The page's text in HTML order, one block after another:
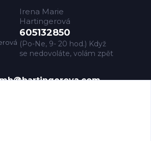
Irena Marie
Hartingerová
605132850
(Po-Ne, 9- 20 hod.) Když
se nedovoláte, volám zpět